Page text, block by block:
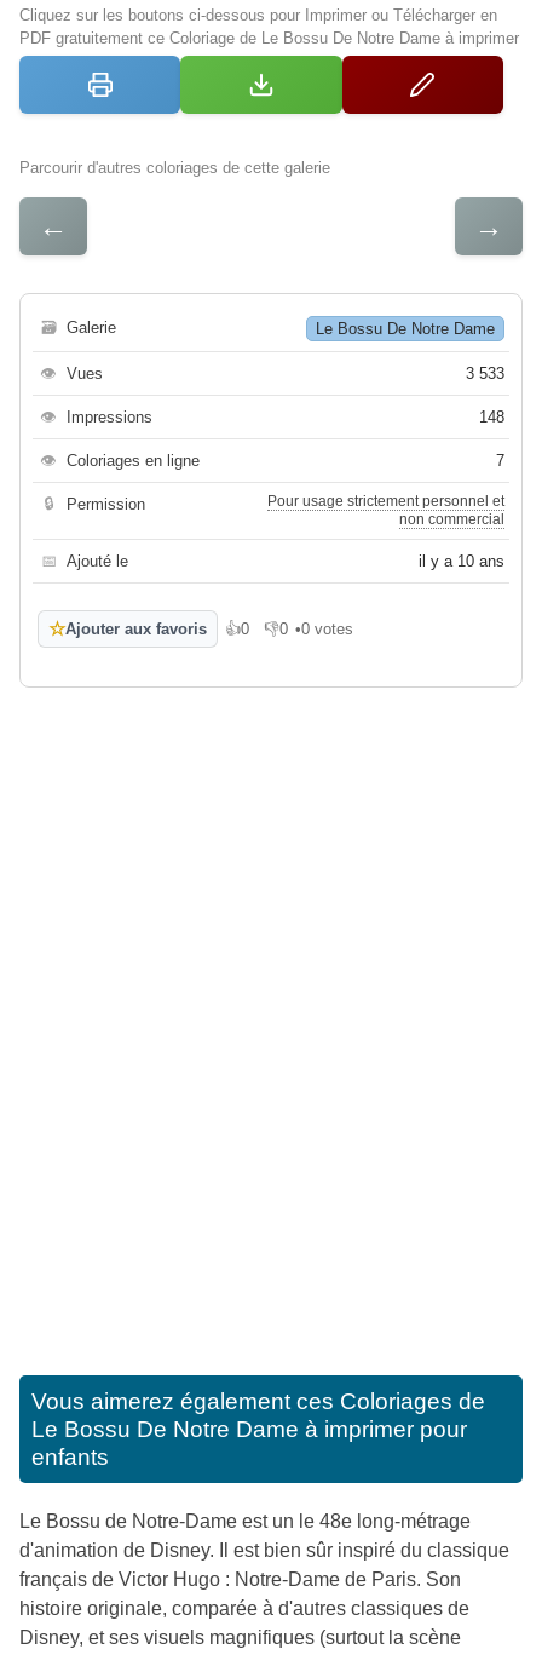
Cliquez sur les boutons ci-dessous pour Imprimer ou Télécharger en
PDF gratuitement ce Coloriage de Le Bossu De Notre Dame à imprimer
Parcourir d'autres coloriages de cette galerie
← →
🗃 Galerie Le Bossu De Notre Dame
👁 Vues 3 533
👁 Impressions 148
👁 Coloriages en ligne 7
🔒 Permission
Pour usage strictement personnel et
non commercial
📅 Ajouté le il y a 10 ans
☆Ajouter aux favoris 👍0
J'aime 👎0
Je n'aime pas
•0 votes
Vous aimerez également ces Coloriages de
Le Bossu De Notre Dame à imprimer pour
enfants
Le Bossu de Notre-Dame est un le 48e long-métrage
d'animation de Disney. Il est bien sûr inspiré du classique
français de Victor Hugo : Notre-Dame de Paris. Son
histoire originale, comparée à d'autres classiques de
Disney, et ses visuels magnifiques (surtout la scène